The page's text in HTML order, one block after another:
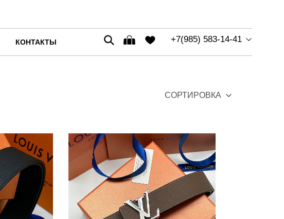
КОНТАКТЫ +7(985) 583-14-41
СОРТИРОВКА